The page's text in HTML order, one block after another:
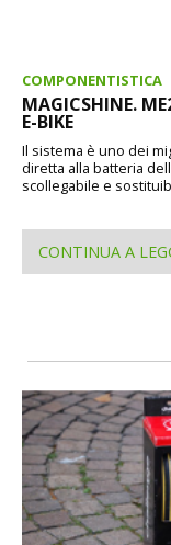
COMPONENTISTICA
MAGICSHINE.
E-BIKE
Il sistema è uno dei
diretta alla batteria
scollegabile e
CONTINUA A